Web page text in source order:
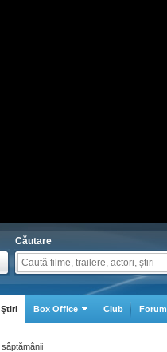
Căutare
Ştiri Box Office Club Forum